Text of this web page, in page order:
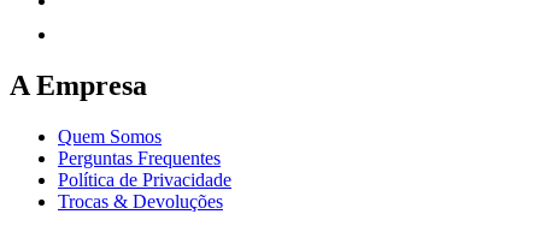
A Empresa
Quem Somos
Perguntas Frequentes
Política de Privacidade
Trocas & Devoluções